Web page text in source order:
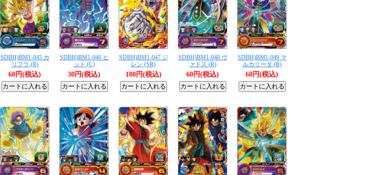
SDBH)BM1-045 カ
リフラ (R)
60円(税込)
SDBH)BM1-046 ヒ
ット (C)
30円(税込)
SDBH)BM1-047 ジ
レン (SR)
180円(税込)
SDBH)BM1-048 ヴ
ァドス (R)
60円(税込)
SDBH)BM1-049 マ
ルカリータ (R)
60円(税込)